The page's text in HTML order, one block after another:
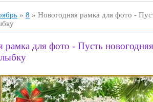
» 8 » Новогодняя рамка для фото -
рамка для фото - Пусть